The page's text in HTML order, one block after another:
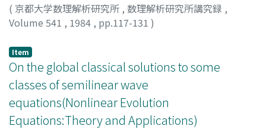
( 京都大学数理解析研究所 , 数理解析研究所講究録 ,
Volume 541 , 1984 , pp.117-131 )
Toshiyuki
Item
On the global classical solutions to some
classes of semilinear wave
equations(Nonlinear Evolution
Equations:Theory and Applications)